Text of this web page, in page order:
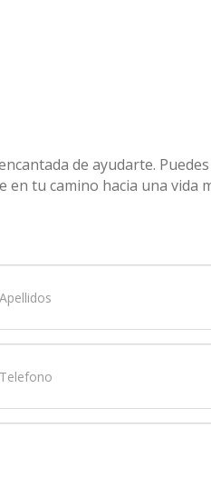
de ayudarte.
tu camino hacia una vida